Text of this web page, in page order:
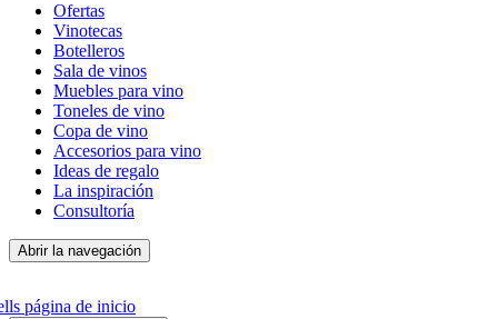
Ofertas
Vinotecas
Botelleros
Sala de vinos
Muebles para vino
Toneles de vino
Copa de vino
Accesorios para vino
Ideas de regalo
La inspiración
Consultoría
Abrir la navegación
página de inicio